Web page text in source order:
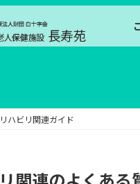
リハビリ関連ガイド